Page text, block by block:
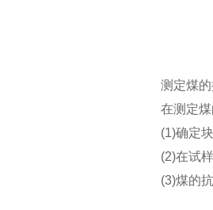
测定煤
在测定
(1)确定
(2)在试
(3)煤的